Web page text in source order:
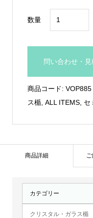
数量
ラ
VOP.885
問い合わせ・
商品コード: VOP885
ス楯, ALL ITEMS, セ
商品詳細
カテゴリー
クリスタル・ガラス楯